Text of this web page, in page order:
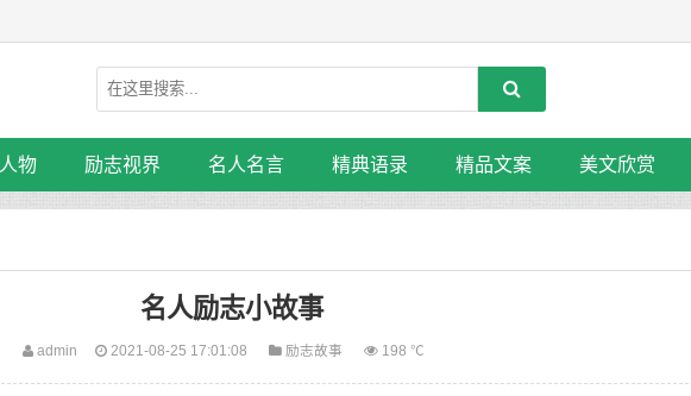
物 励志视界 名人名言 精典语录 精品文案 美文欣赏
名人励志小故事
admin 2021-08-25 17:01:08 励志故事 198 ℃